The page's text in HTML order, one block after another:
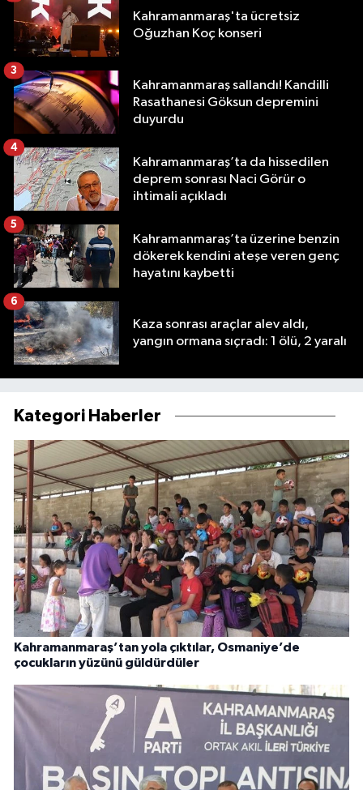
Kahramanmaraş'ta ücretsiz
Oğuzhan Koç konseri
Kahramanmaraş sallandı! Kandilli
Rasathanesi Göksun depremini
duyurdu
3
Kahramanmaraş’ta da hissedilen
deprem sonrası Naci Görür o
ihtimali açıkladı
4
Kahramanmaraş’ta üzerine benzin
dökerek kendini ateşe veren genç
hayatını kaybetti
5
Kaza sonrası araçlar alev aldı,
yangın ormana sıçradı: 1 ölü, 2 yaralı
6
Kategori Haberler
Kahramanmaraş’tan yola çıktılar, Osmaniye’de
çocukların yüzünü güldürdüler